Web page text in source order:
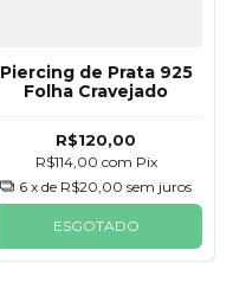
Piercing de Prata 925
Folha Cravejado
R$120,00
R$114,00 com Pix
6 x de R$20,00 sem juros
ESGOTADO